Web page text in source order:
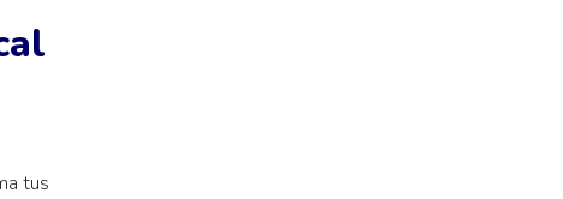
tus